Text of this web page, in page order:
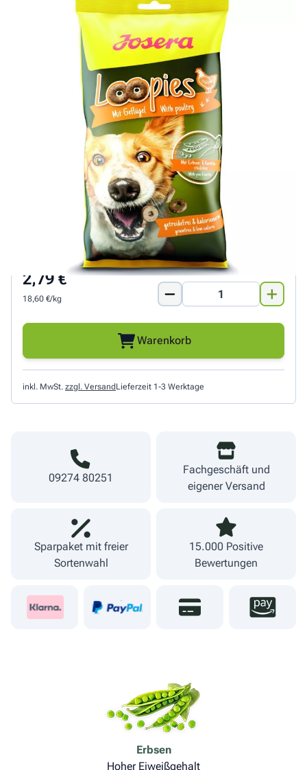
Das Runde für Hunde – unsere Leckerlis mit Geflügel
Das Runde für Hunde – bei dem der Hund nicht kugelrund
wird! Unsere Josera Loopies sind der schmackhafte Snack
für zwischendurch, den Fellnasen mit gutem Gewissen
mampfen können. Die fettarme Rezeptur ist nämlich
getreidefrei und wurde mit schmackhafter Süßkartoffel und
Tapioka abgerundet.
Geringer Fettgehalt
30 % getrocknetes Fleischprotein
Mit Erbsen- und Karottenstückchen
Knusprige Belohnung ohne Kartoffel
2,79 €
18,60 €/kg
Menge
Warenkorb
inkl. MwSt. zzgl. Versand Lieferzeit 1-3 Werktage
09274 80251
Fachgeschäft und
eigener Versand
Sparpaket mit freier
Sortenwahl
15.000 Positive
Bewertungen
Erbsen
Hoher Eiweißgehalt